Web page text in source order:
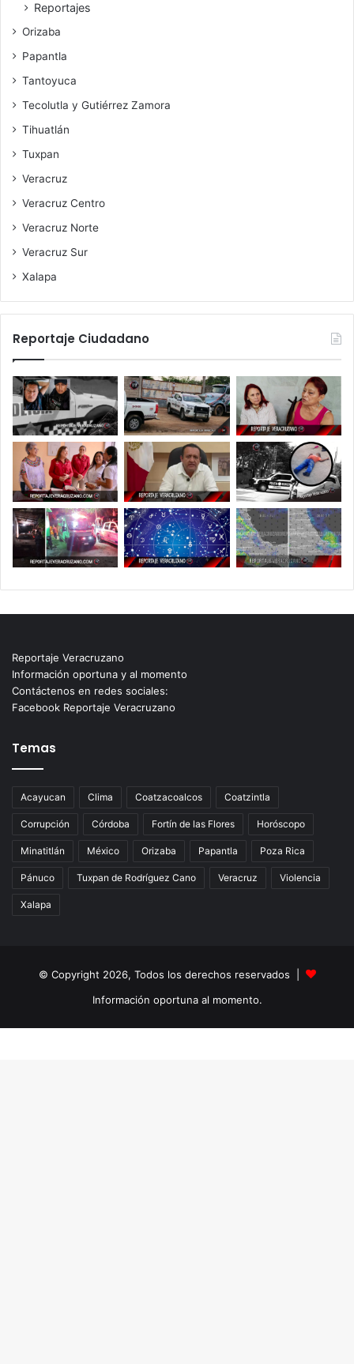
Reportajes
Orizaba
Papantla
Tantoyuca
Tecolutla y Gutiérrez Zamora
Tihuatlán
Tuxpan
Veracruz
Veracruz Centro
Veracruz Norte
Veracruz Sur
Xalapa
Reportaje Ciudadano
Reportaje Veracruzano
Información oportuna y al momento
Contáctenos en redes sociales:
Facebook Reportaje Veracruzano
Temas
Acayucan Clima Coatzacoalcos Coatzintla
Corrupción Córdoba Fortín de las Flores Horóscopo
Minatitlán México Orizaba Papantla Poza Rica
Pánuco Tuxpan de Rodríguez Cano Veracruz Violencia
Xalapa
© Copyright 2026, Todos los derechos reservados |
Información oportuna al momento.